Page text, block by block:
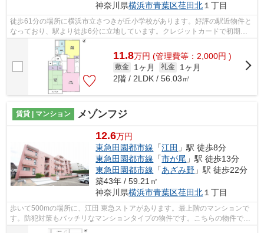
神奈川県横浜市青葉区荏田北 １丁目
徒歩61分の場所に横浜市立さつきが丘小学校があります。好評の駅近物件と
なっており、駅より徒歩6分に立地しています。クレジットカードで初期費
用をお支払いいただける物件です。近く...
11.8万円 (管理費等：2,000円 )
敷金 1ヶ月 礼金
1ヶ月
2階 / 2LDK / 56.03㎡
賃貸 | マンション メゾンフジ
12.6万円
東急田園都市線 「江田 」駅 徒歩8分
東急田園都市線 「市が尾 」駅 徒歩13分
東急田園都市線 「あざみ野 」駅 徒歩22分
築43年 / 59.21㎡
神奈川県横浜市青葉区荏田北 １丁目
歩いて500mの場所に、江田 東急ストアがあります。最上階のマンションで
す。防犯対策もバッチリなマンションタイプの物件です。こちらの物件では
初期費用をカードでお支払いいただけま...